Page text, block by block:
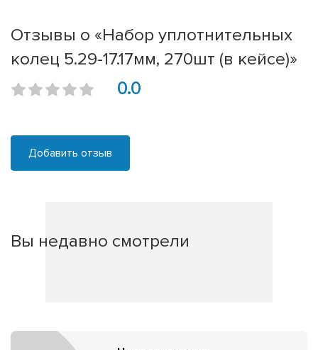
Отзывы о «Набор уплотнительных
колец 5.29-17.17мм, 270шт (в кейсе)»
0.0
Добавить отзыв
Вы недавно смотрели